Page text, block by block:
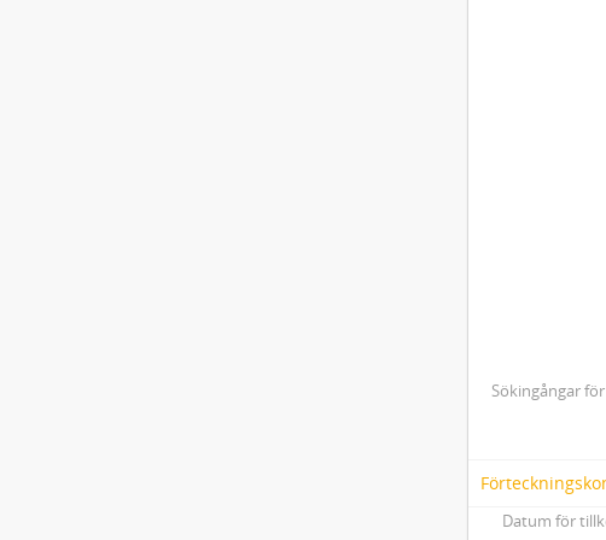
144
144a
145
Karl
180
181
182
Sökingångar
Datum för